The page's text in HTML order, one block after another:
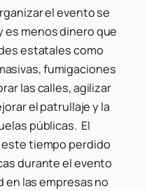
el evento se
menos dinero que
estatales como
fumigaciones
las calles, agilizar
el patrullaje y la
públicas. El
tiempo perdido
durante el evento
en las empresas no